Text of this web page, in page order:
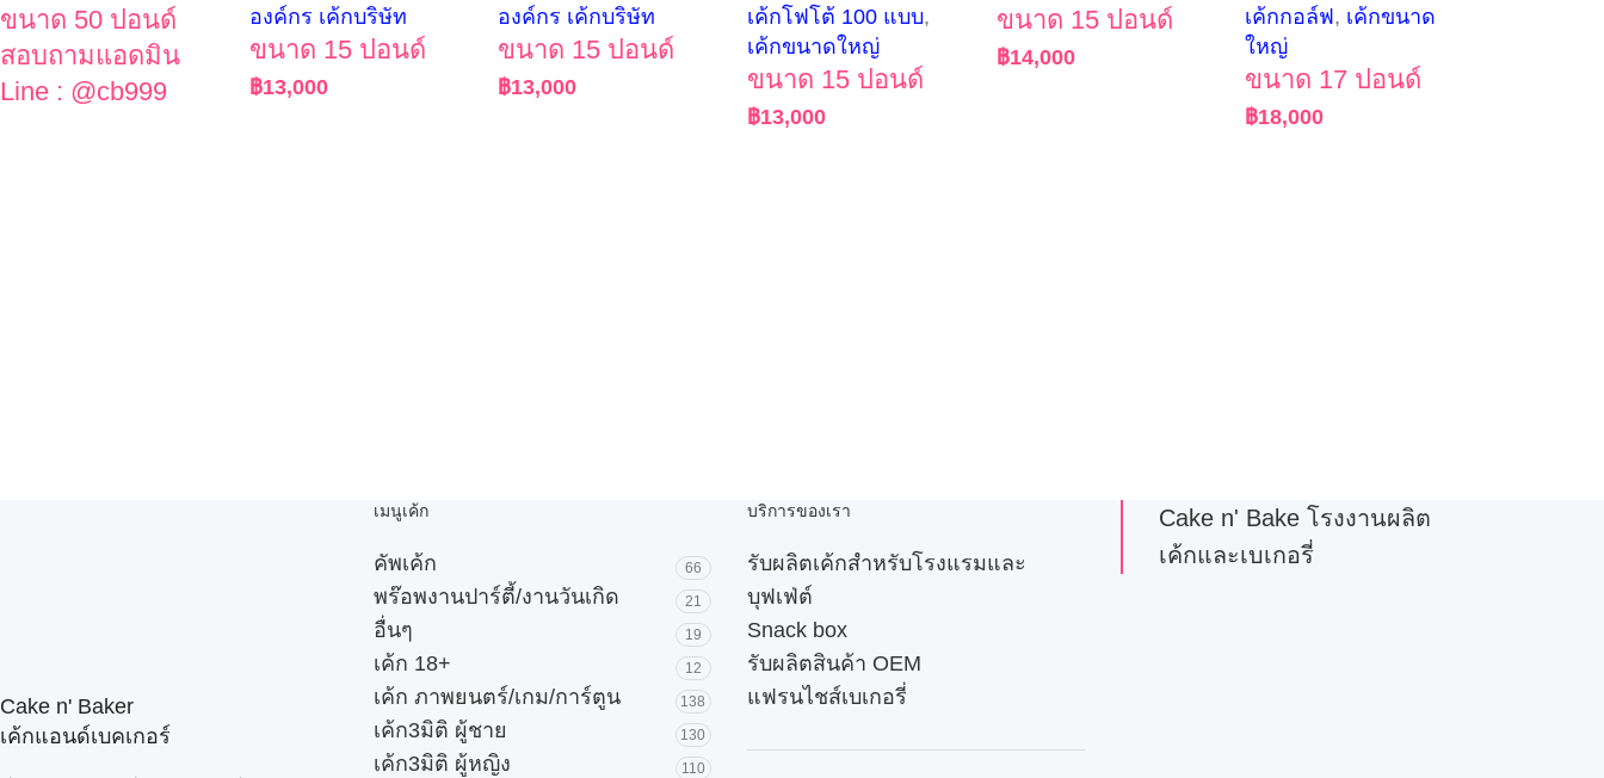
ขนาด 50 ปอนด์
สอบถามแอดมิน
Line : @cb999
องค์กร เค้กบริษัท
ขนาด 15 ปอนด์
฿13,000
องค์กร เค้กบริษัท
ขนาด 15 ปอนด์
฿13,000
เค้กโฟโต้ 100 แบบ,
เค้กขนาดใหญ่
ขนาด 15 ปอนด์
฿13,000
ขนาด 15 ปอนด์
฿14,000
เค้กกอล์ฟ, เค้กขนาด
ใหญ่
ขนาด 17 ปอนด์
฿18,000
Cake n' Baker
เค้กแอนด์เบคเกอร์
เมนูเค้ก
คัพเค้ก 66
พร๊อพงานปาร์ตี้/งานวันเกิด 21
อื่นๆ 19
เค้ก 18+ 12
เค้ก ภาพยนตร์/เกม/การ์ตูน 138
เค้ก3มิติ ผู้ชาย 130
เค้ก3มิติ ผู้หญิง 110
บริการของเรา
รับผลิตเค้กสำหรับโรงแรมและ
บุฟเฟ่ต์
Snack box
รับผลิตสินค้า OEM
แฟรนไชส์เบเกอรี่
Cake n' Bake โรงงานผลิต
เค้กและเบเกอรี่